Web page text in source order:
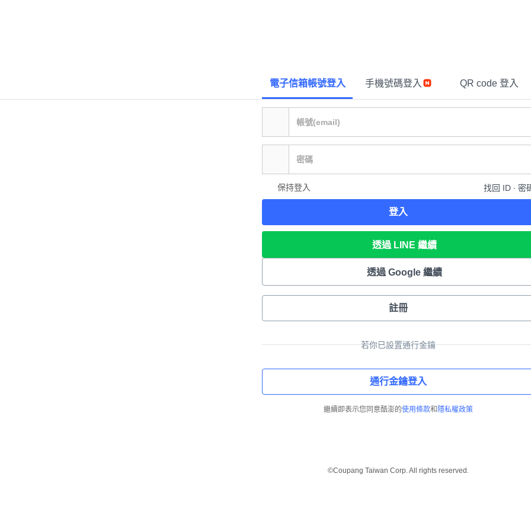
電子信箱帳號登入 手機號碼登入 QR code 登入
保持登入 找回 ID ∙ 密
登入
透過 LINE 繼續
透過 Google 繼續
註冊
若你已設置通行金鑰
通行金鑰登入
繼續即表示您同意酷澎的使用條款和 隱私權政策
©Coupang Taiwan Corp. All rights reserved.